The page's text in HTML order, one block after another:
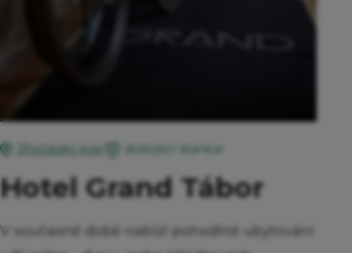
Jihočeský kraj dobíjecí stanice
Hotel Grand Tábor
V současné době nabízí pohodlné ubytování